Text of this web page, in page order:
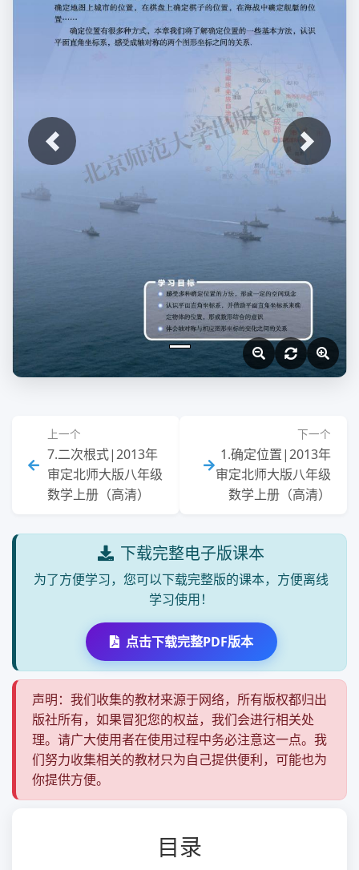
上一张 下一张
上一个
7.二次根式|2013年
审定北师大版八年级
数学上册（高清）
下一个
1.确定位置|2013年
审定北师大版八年级
数学上册（高清）
下载完整电子版课本
为了方便学习，您可以下载完整版的课本，方便离线
学习使用！
点击下载完整PDF版本
声明：我们收集的教材来源于网络，所有版权都归出
版社所有，如果冒犯您的权益，我们会进行相关处
理。请广大使用者在使用过程中务必注意这一点。我
们努力收集相关的教材只为自己提供便利，可能也为
你提供方便。
目录